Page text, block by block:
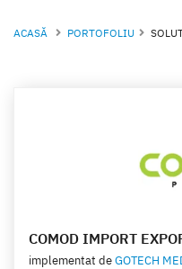
ACASĂ PORTOFOLIU
COMOD IMPORT
implementat deGOTECH